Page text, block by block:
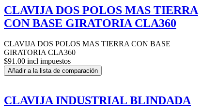
CLAVIJA DOS POLOS MAS TIERRA
CON BASE GIRATORIA CLA360
CLAVIJA DOS POLOS MAS TIERRA CON BASE
GIRATORIA CLA360
$91.00 incl impuestos
Añadir a la lista de comparación
CLAVIJA INDUSTRIAL BLINDADA